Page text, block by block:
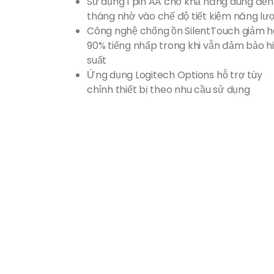
tháng nhờ vào chế độ tiết kiệm năng
Công nghệ chống ồn SilentTouch giảm
90% tiếng nhấp trong khi vẫn đảm bảo
suất
Ứng dụng Logitech Options hỗ trợ tùy
chỉnh thiết bị theo nhu cầu sử dụng